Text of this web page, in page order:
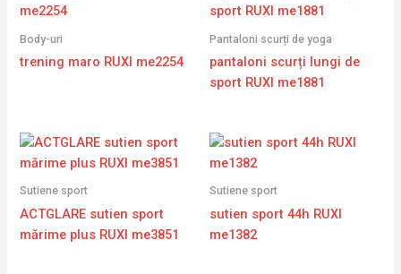
Body-uri
trening maro RUXI me2254
Pantaloni scurți de yoga
pantaloni scurți lungi de
sport RUXI me1881
Sutiene sport
ACTGLARE sutien sport
mărime plus RUXI me3851
Sutiene sport
sutien sport 44h RUXI
me1382